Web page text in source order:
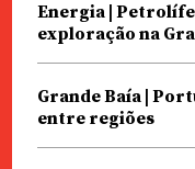
Energia |
exploração na
Grande Baía |
entre regiões